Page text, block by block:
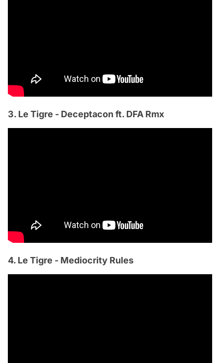
3. Le Tigre - Deceptacon ft. DFA Rmx
4. Le Tigre - Mediocrity Rules